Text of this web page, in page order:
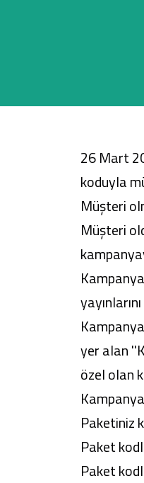
Araç
Yatırım
26 Mart
koduyla
Müşteri
Müşteri
yer alan
özel olan
Paketiniz
Paket
Paket